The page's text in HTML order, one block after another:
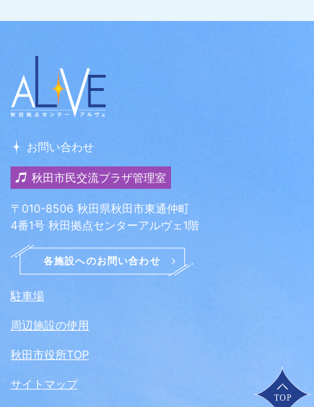
お問い合わせ
秋田市民交流プラザ管理室
〒010-8506 秋田県秋田市東通仲町
4番1号 秋田拠点センターアルヴェ1階
駐車場
周辺施設の使用
秋田市役所TOP
サイトマップ